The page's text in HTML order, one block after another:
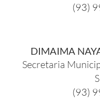
(93)
DIMAIMA
Secretaria
(93)